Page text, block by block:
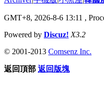
GMT+8, 2026-8-6 13:11 ,
Powered by Discuz! X3.2
© 2001-2013 Comsenz Inc.
返回頂部 返回版塊